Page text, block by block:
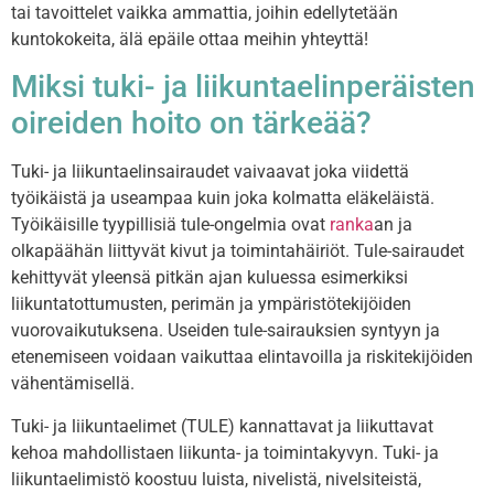
tai tavoittelet vaikka ammattia, joihin edellytetään
kuntokokeita, älä epäile ottaa meihin yhteyttä!
Miksi tuki- ja liikuntaelinperäisten
oireiden hoito on tärkeää?
Tuki- ja liikuntaelinsairaudet vaivaavat joka viidettä
työikäistä ja useampaa kuin joka kolmatta eläkeläistä.
Työikäisille tyypillisiä tule-ongelmia ovat rankaan ja
olkapäähän liittyvät kivut ja toimintahäiriöt. Tule-sairaudet
kehittyvät yleensä pitkän ajan kuluessa esimerkiksi
liikuntatottumusten, perimän ja ympäristötekijöiden
vuorovaikutuksena. Useiden tule-sairauksien syntyyn ja
etenemiseen voidaan vaikuttaa elintavoilla ja riskitekijöiden
vähentämisellä.
Tuki- ja liikuntaelimet (TULE) kannattavat ja liikuttavat
kehoa mahdollistaen liikunta- ja toimintakyvyn. Tuki- ja
liikuntaelimistö koostuu luista, nivelistä, nivelsiteistä,